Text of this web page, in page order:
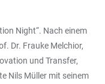
Night“. Nach einem
Dr. Frauke Melchior,
und Transfer,
Nils Müller mit seinem